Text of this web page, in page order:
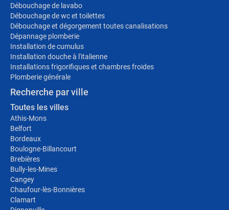
Débouchage de lavabo
Débouchage de wc et toilettes
Débouchage et dégorgement toutes canalisations
Dépannage plomberie
Installation de cumulus
Installation douche à l'italienne
Installations frigorifiques et chambres froides
Plomberie générale
Recherche par ville
Toutes les villes
Athis-Mons
Belfort
Bordeaux
Boulogne-Billancourt
Brebières
Bully-les-Mines
Cangey
Chaufour-lès-Bonnières
Clamart